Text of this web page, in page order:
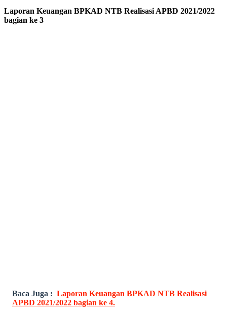
Laporan Keuangan BPKAD NTB Realisasi APBD 2021/2022
bagian ke 3
Baca Juga : Laporan Keuangan BPKAD NTB Realisasi
APBD 2021/2022 bagian ke 4.